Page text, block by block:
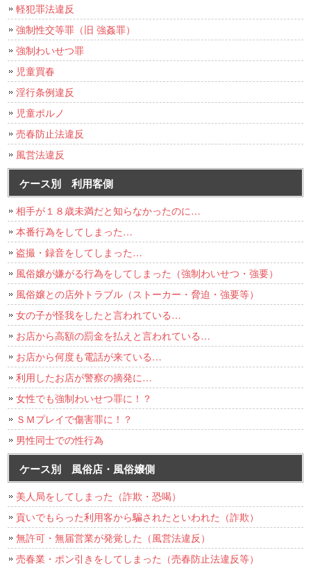
軽犯罪法違反
強制性交等罪（旧 強姦罪）
強制わいせつ罪
児童買春
淫行条例違反
児童ポルノ
売春防止法違反
風営法違反
ケース別 利用客側
相手が１８歳未満だと知らなかったのに…
本番行為をしてしまった…
盗撮・録音をしてしまった…
風俗嬢が嫌がる行為をしてしまった（強制わいせつ・強要）
風俗嬢との店外トラブル（ストーカー・脅迫・強要等）
女の子が怪我をしたと言われている…
お店から高額の罰金を払えと言われている…
お店から何度も電話が来ている…
利用したお店が警察の摘発に…
女性でも強制わいせつ罪に！？
ＳＭプレイで傷害罪に！？
男性同士での性行為
ケース別 風俗店・風俗嬢側
美人局をしてしまった（詐欺・恐喝）
貢いでもらった利用客から騙されたといわれた（詐欺）
無許可・無届営業が発覚した（風営法違反）
売春業・ポン引きをしてしまった（売春防止法違反等）